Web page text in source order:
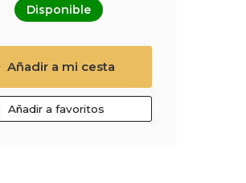
Disponible
Añadir a mi cesta
Añadir a favoritos